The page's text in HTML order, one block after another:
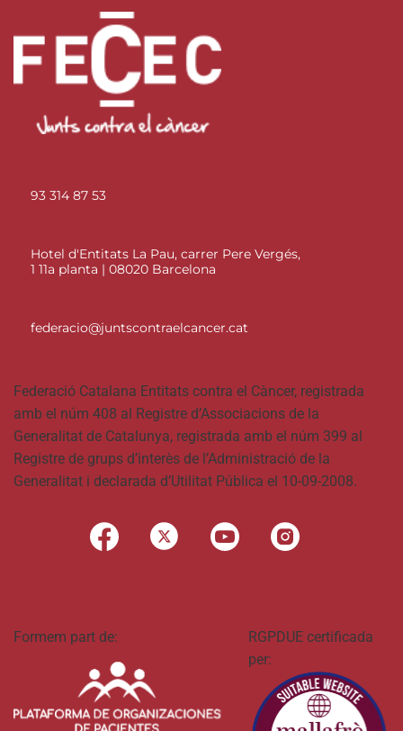
93 314 87 53
Hotel d'Entitats La Pau, carrer Pere Vergés,
1 11a planta | 08020 Barcelona
federacio@juntscontraelcancer.cat
Federació Catalana Entitats contra el Càncer, registrada
amb el núm 408 al Registre d’Associacions de la
Generalitat de Catalunya, registrada amb el núm 399 al
Registre de grups d’interès de l’Administració de la
Generalitat i declarada d’Utilitat Pública el 10-09-2008.
Formem part de:
RGPDUE certificada
per: